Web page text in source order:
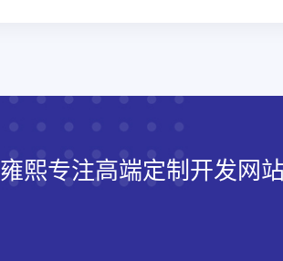
雍熙专注高端定制开发网